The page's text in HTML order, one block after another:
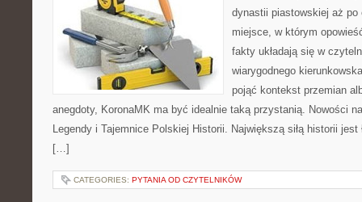
dynastii piastowskiej aż
miejsce, w którym
fakty układają się w
wiarygodnego
pojąć kontekst przemian
anegdoty, KoronaMK ma być idealnie taką przystanią. Nowości
Legendy i Tajemnice Polskiej Historii. Największą siłą historii jest
[…]
CATEGORIES: PYTANIA OD CZYTELNIKÓW